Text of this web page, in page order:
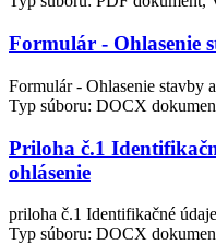
Formulár - Ohlasenie
Formulár - Ohlasenie stavby
Typ súboru: DOCX
Priloha č.1
ohlásenie
priloha č.1 Identifikačné
Typ súboru: DOCX